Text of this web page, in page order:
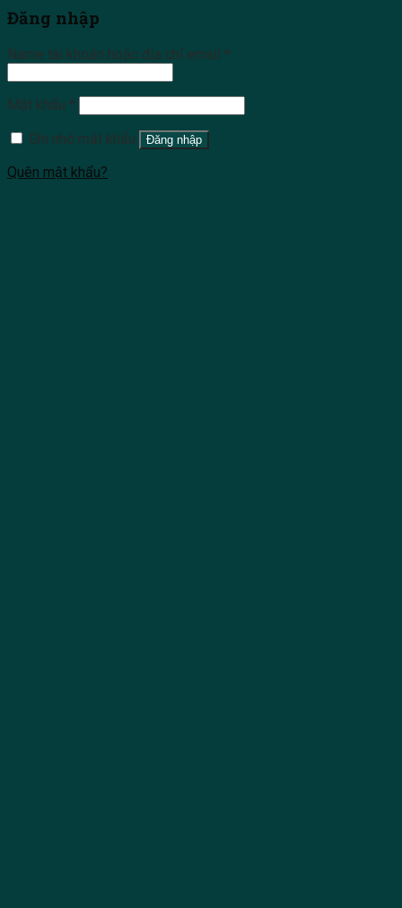
Đăng nhập
Name tài khoản hoặc địa chỉ email *
Mật khẩu *
Ghi nhớ mật khẩu
Đăng nhập
Quên mật khẩu?